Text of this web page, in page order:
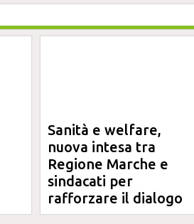
Sanità e welfare,
nuova intesa tra
Regione Marche e
sindacati per
rafforzare il dialogo